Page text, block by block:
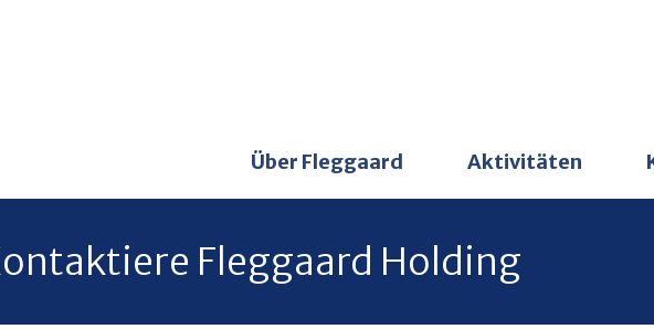
Über Fleggaard Aktivitäten
Fleggaard Holding